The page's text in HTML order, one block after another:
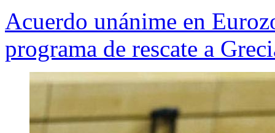
Acuerdo unánime en
programa de rescate a